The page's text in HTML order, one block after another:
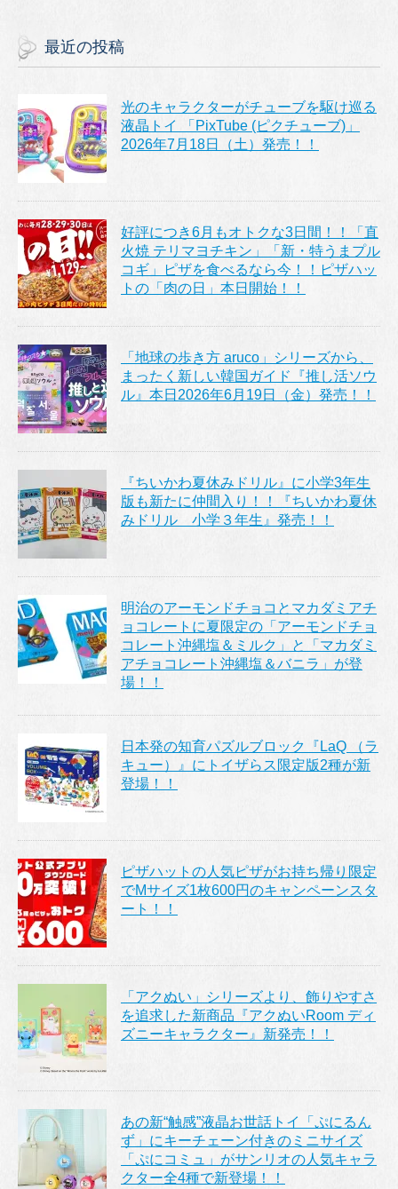
最近の投稿
光のキャラクターがチューブを駆け巡る
液晶トイ 「PixTube (ピクチューブ)」
2026年7月18日（土）発売！！
好評につき6月もオトクな3日間！！「直
火焼 テリマヨチキン」「新・特うまプル
コギ」ピザを食べるなら今！！ピザハッ
トの「肉の日」本日開始！！
「地球の歩き方 aruco」シリーズから、
まったく新しい韓国ガイド『推し活ソウ
ル』本日2026年6月19日（金）発売！！
『ちいかわ夏休みドリル』に小学3年生
版も新たに仲間入り！！『ちいかわ夏休
みドリル 小学３年生』発売！！
明治のアーモンドチョコとマカダミアチ
ョコレートに夏限定の「アーモンドチョ
コレート沖縄塩＆ミルク」と「マカダミ
アチョコレート沖縄塩＆バニラ」が登
場！！
日本発の知育パズルブロック『LaQ （ラ
キュー）』にトイザらス限定版2種が新
登場！！
ピザハットの人気ピザがお持ち帰り限定
でMサイズ1枚600円のキャンペーンスタ
ート！！
「アクぬい」シリーズより、飾りやすさ
を追求した新商品『アクぬいRoom ディ
ズニーキャラクター』新発売！！
あの新“触感”液晶お世話トイ「ぷにるん
ず」にキーチェーン付きのミニサイズ
「ぷにコミュ」がサンリオの人気キャラ
クター全4種で新登場！！